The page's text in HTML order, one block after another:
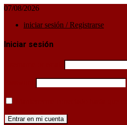
07/08/2026
iniciar sesión / Registrarse
Iniciar sesión